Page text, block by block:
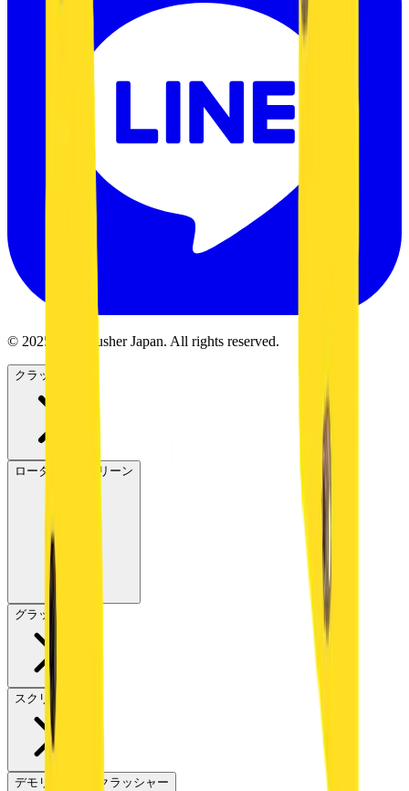
© 2025 MB Crusher Japan. All rights reserved.
クラッシャー
ロータリースクリーン
グラップル
スクリーン
デモリッションクラッシャー